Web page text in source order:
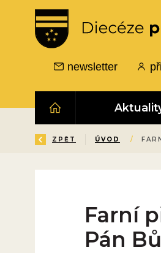
newsletter
ZPĚT ÚVOD /
Farní
Pán